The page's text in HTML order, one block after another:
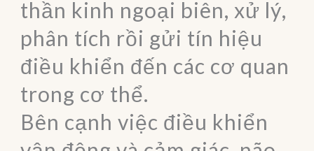
thần kinh ngoại biên, xử lý,
phân tích rồi gửi tín hiệu
điều khiển đến các cơ quan
trong cơ thể.
Bên cạnh việc điều khiển